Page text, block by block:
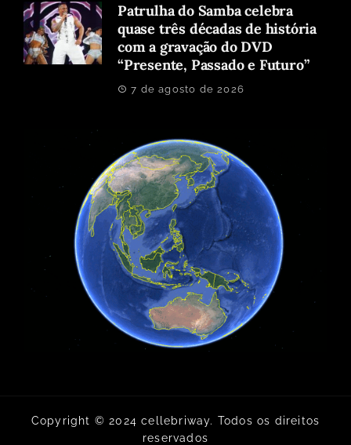
Patrulha do Samba celebra
quase três décadas de história
com a gravação do DVD
“Presente, Passado e Futuro”
7 de agosto de 2026
Copyright © 2024 cellebriway. Todos os direitos
reservados